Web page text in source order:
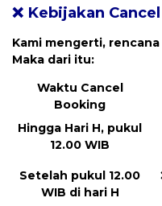
❌ Kebijakan
Kami mengerti,
Maka dari itu:
Waktu Cancel
Booking
Hingga Hari H, pukul
12.00 WIB
Setelah pukul 12.00
WIB di hari H